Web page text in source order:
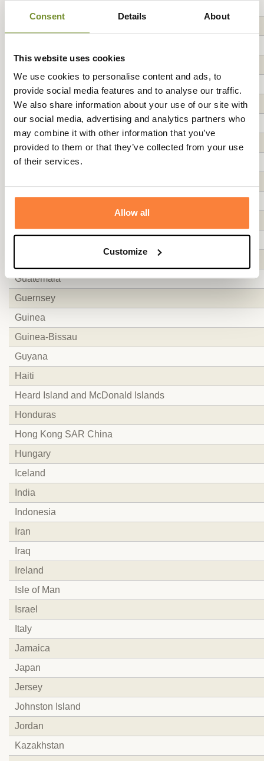
Consent Details About
This website uses cookies
We use cookies to personalise content and ads, to
provide social media features and to analyse our traffic.
We also share information about your use of our site with
our social media, advertising and analytics partners who
may combine it with other information that you’ve
provided to them or that they’ve collected from your use
of their services.
Allow all
Customize
Gabon
Georgia
Germany
Ghana
Gibraltar
Greenland
Guadeloupe
Guatemala
Guernsey
Guinea
Guinea-Bissau
Guyana
Haiti
Heard Island and McDonald Islands
Honduras
Hong Kong SAR China
Hungary
Iceland
India
Indonesia
Iran
Iraq
Ireland
Isle of Man
Israel
Italy
Jamaica
Japan
Jersey
Johnston Island
Jordan
Kazakhstan